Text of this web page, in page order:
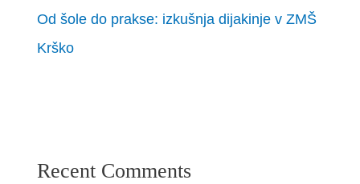
Od šole do prakse: izkušnja dijakinje v ZMŠ
Krško
Recent Comments